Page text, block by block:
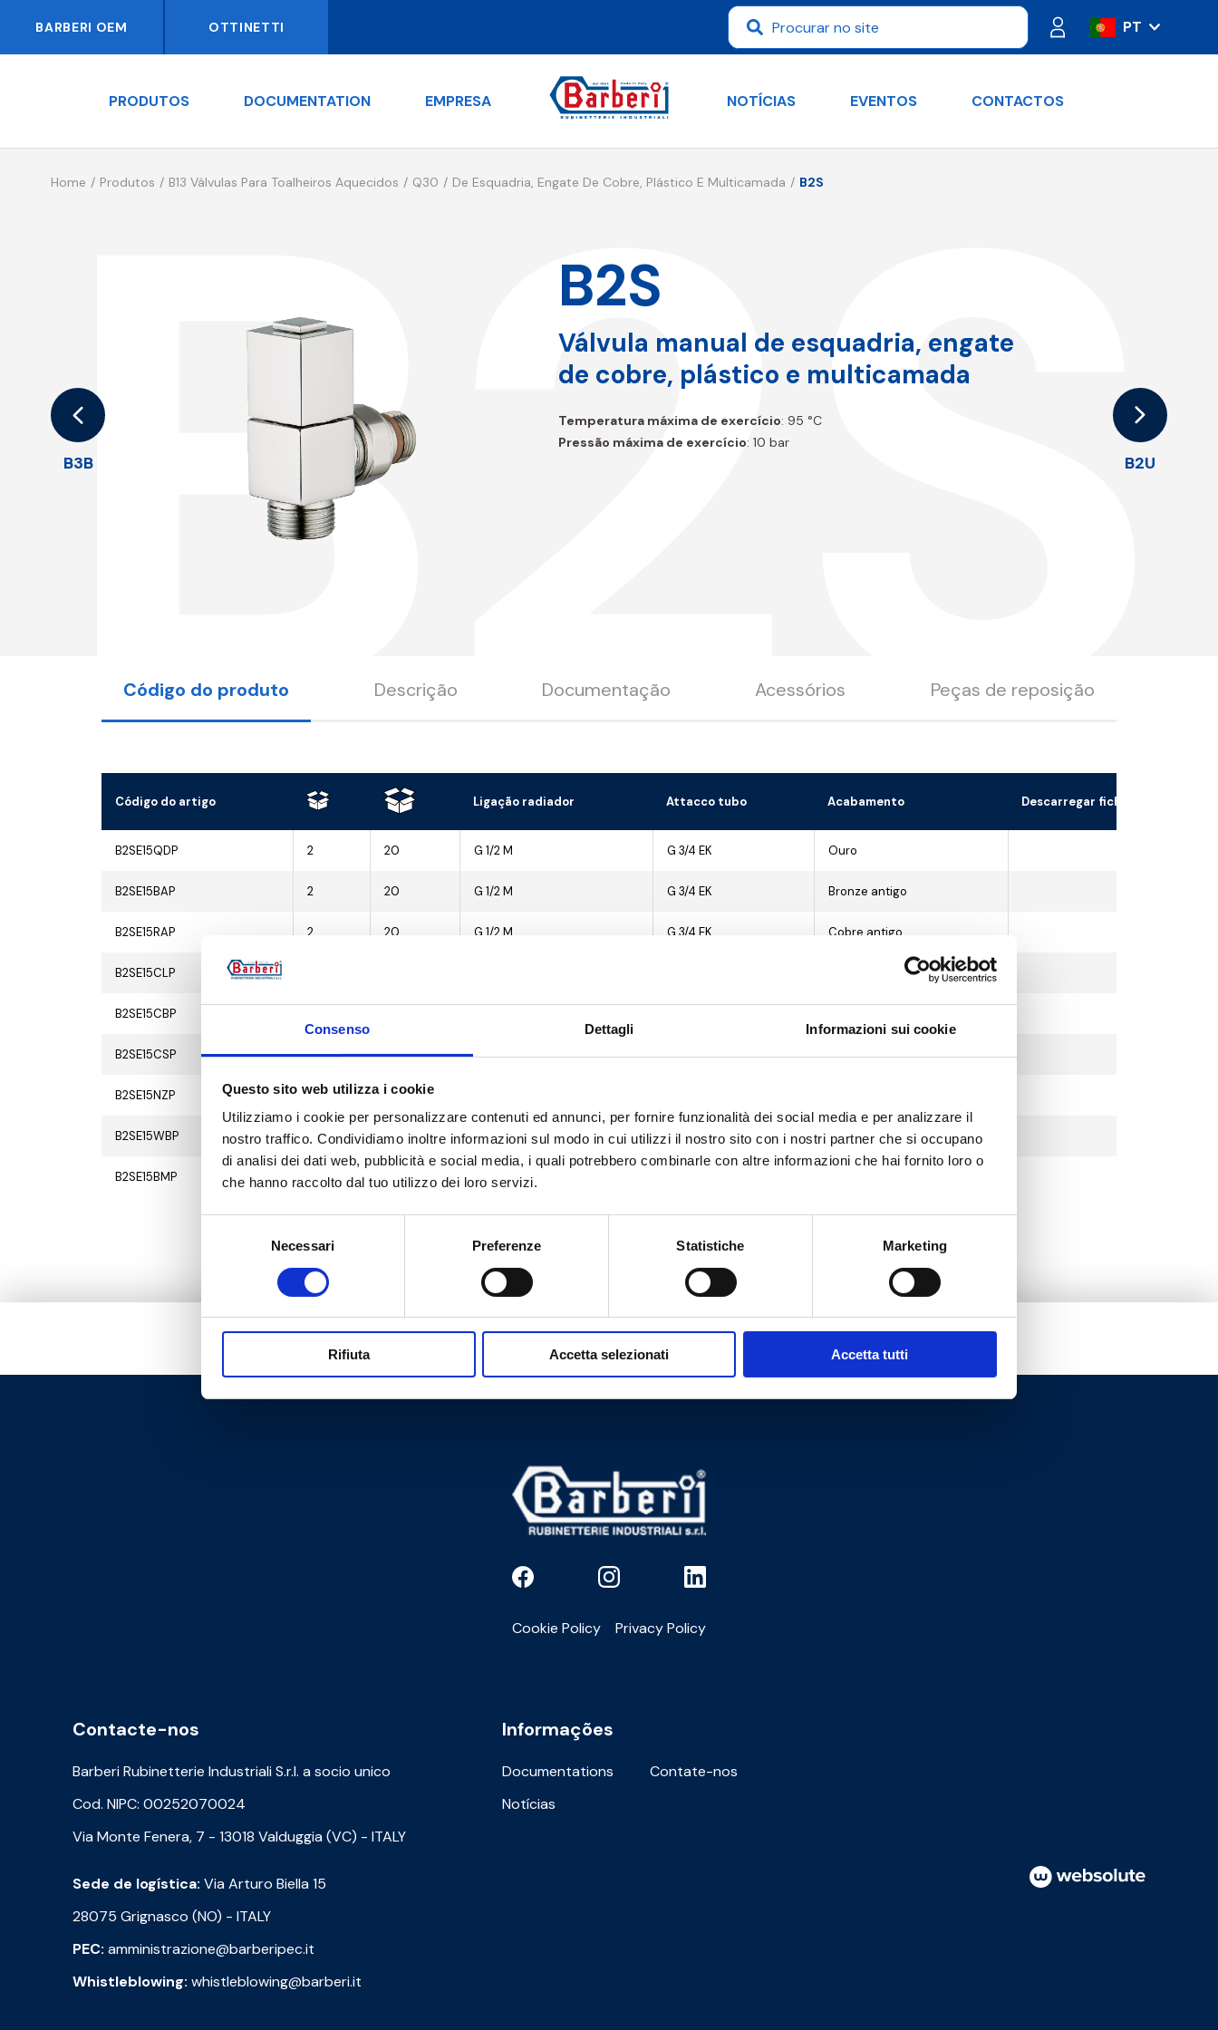
Consenso Dettagli Informazioni sui cookie
Questo sito web utilizza i cookie
Utilizziamo i cookie per personalizzare contenuti ed annunci, per fornire funzionalità dei social media e per analizzare il
nostro traffico. Condividiamo inoltre informazioni sul modo in cui utilizzi il nostro sito con i nostri partner che si occupano
di analisi dei dati web, pubblicità e social media, i quali potrebbero combinarle con altre informazioni che hai fornito loro o
che hanno raccolto dal tuo utilizzo dei loro servizi.
Necessari Preferenze Statistiche Marketing
Rifiuta Accetta selezionati Accetta tutti
BARBERI OEM OTTINETTI
PT
IT
DE
PRODUTOS DOCUMENTATION EMPRESA NOTÍCIAS EVENTOS CONTACTOS
Home Produtos B13 Válvulas Para Toalheiros Aquecidos Q30 De Esquadria, Engate De Cobre, Plástico E Multicamada B2S
B2S
B3B B2U
B2S
Válvula manual de esquadria, engate
de cobre, plástico e multicamada
Temperatura máxima de exercício: 95 °C
Pressão máxima de exercício: 10 bar
Código do produto Descrição Documentação Acessórios Peças de reposição
Código do artigo Ligação radiador Attacco tubo Acabamento Descarregar ficheiro 3D
B2SE15QDP 2 20 G 1/2 M G 3/4 EK Ouro
B2SE15BAP 2 20 G 1/2 M G 3/4 EK Bronze antigo
B2SE15RAP 2 20 G 1/2 M G 3/4 EK Cobre antigo
B2SE15CLP
B2SE15CBP
B2SE15CSP 2 20 G 1/2 M G 3/4 EK Crómio acetinado
B2SE15NZP 2 20
B2SE15WBP 2 20 G 1/2 M G 3/4 EK Branco
B2SE15BMP 2 20 G 1/2 M
Tem necessidade de ajuda?
Cookie Policy Privacy Policy
Contacte-nos
Barberi Rubinetterie Industriali S.r.l. a socio unico
Cod. NIPC: 00252070024
Via Monte Fenera, 7 - 13018 Valduggia (VC) - ITALY
Sede de logística: Via Arturo Biella 15
28075 Grignasco (NO) - ITALY
PEC: amministrazione@barberipec.it
Whistleblowing: whistleblowing@barberi.it
Informações
Documentations
Contate-nos
Notícias